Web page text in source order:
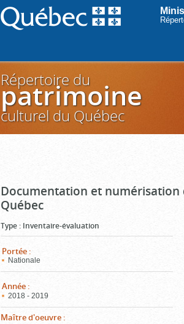
Répertoire du
patrimoine
culturel du Québec
Documentation et
Québec
Type : Inventaire-évaluation
Portée :
Nationale
Année :
2018 - 2019
Maître d'oeuvre :